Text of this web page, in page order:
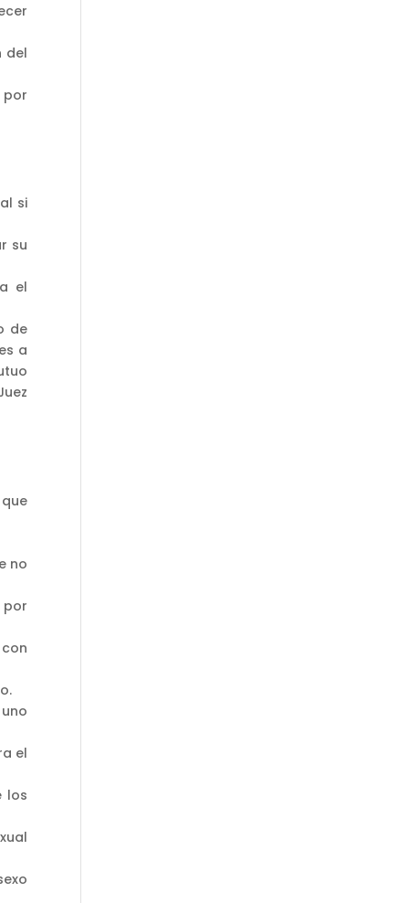
del
si
su
el
de
a
no
el
los